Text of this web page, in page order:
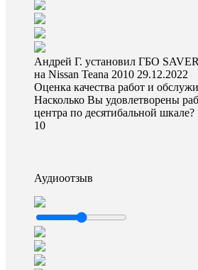
Андрей Г. установил ГБО SAVER
на Nissan Teana 2010 29.12.2022
Оценка качества работ и
Насколько Вы удовлетворены
центра по десятибальной шкале?
10
Аудиоотзыв